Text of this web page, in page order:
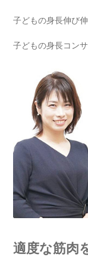
子どもの身長伸び
子どもの身長コン
適度な筋肉